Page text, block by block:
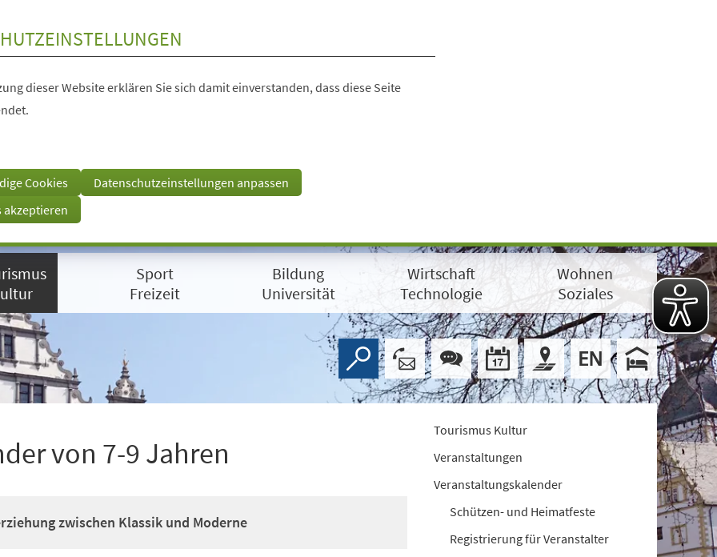
dieser Website erklären Sie sich damit einverstanden, dass diese Seite
Cookies
Datenschutzeinstellungen anpassen
akzeptieren
Sport
Freizeit
Bildung
Universität
Wirtschaft
Technologie
Wohnen
Soziales
von 7-9 Jahren
zwischen Klassik und Moderne
Tourismus Kultur
Veranstaltungen
Veranstaltungskalender
Schützen- und Heimatfeste
Registrierung für Veranstalter